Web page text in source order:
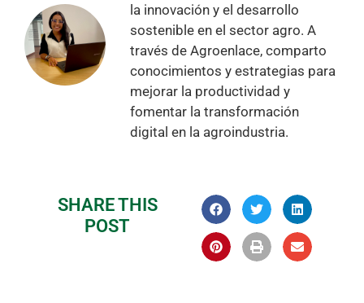
la innovación y el desarrollo
sostenible en el sector agro. A
través de Agroenlace, comparto
conocimientos y estrategias para
mejorar la productividad y
fomentar la transformación
digital en la agroindustria.
SHARE THIS
POST